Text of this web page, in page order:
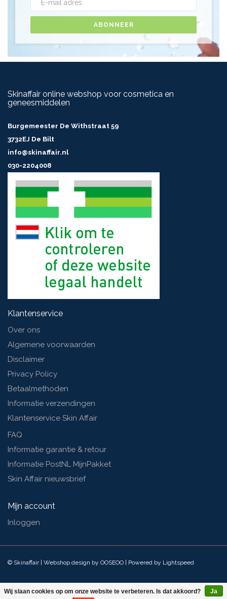
ABONNEER
Skinaffair online webshop voor cosmetica en
geneesmiddelen
Burgemeester De Withstraat 59
3732EJ De Bilt
info@skinaffair.nl
030-2204008
Klantenservice
Over ons
Algemene voorwaarden
Disclaimer
Privacy Policy
Betaalmethoden
Informatie verzendingen
Klantenservice Skin Affair
FAQ
Informatie garantie & retour
Informatie PostNL MijnPakket
Skin Affair nieuwsbrief
Mijn account
Inloggen
© Skinaffair | Webshop design by OOSEOO | Powered by Lightspeed
Wij slaan cookies op om onze website te verbeteren. Is dat akkoord? Ja